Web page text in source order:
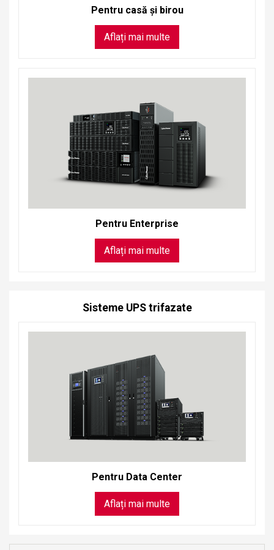
Pentru casă și birou
Aflați mai multe
Pentru Enterprise
Aflați mai multe
Sisteme UPS trifazate
Pentru Data Center
Aflați mai multe